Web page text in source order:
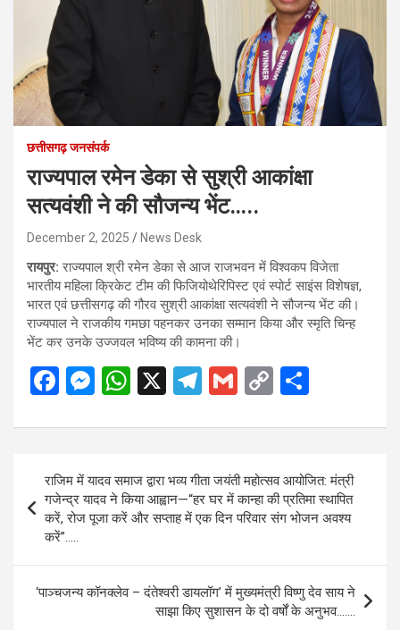
छत्तीसगढ़ जनसंपर्क
राज्यपाल रमेन डेका से सुश्री आकांक्षा
सत्यवंशी ने की सौजन्य भेंट…..
December 2, 2025 News Desk
रायपुर: राज्यपाल श्री रमेन डेका से आज राजभवन में विश्वकप विजेता
भारतीय महिला क्रिकेट टीम की फिजियोथेरिपिस्ट एवं स्पोर्ट साइंस विशेषज्ञ,
भारत एवं छत्तीसगढ़ की गौरव सुश्री आकांक्षा सत्यवंशी ने सौजन्य भेंट की।
राज्यपाल ने राजकीय गमछा पहनकर उनका सम्मान किया और स्मृति चिन्ह
भेंट कर उनके उज्जवल भविष्य की कामना की।
F
ce
b
o
o
k
M
se
g
er
W
at
A
p
X
T
e
a
m
G
ail
C
py
n
k
ar
e
navigation
राजिम में यादव समाज द्वारा भव्य गीता जयंती महोत्सव आयोजित: मंत्री
गजेन्द्र यादव ने किया आह्वान—“हर घर में कान्हा की प्रतिमा स्थापित
करें, रोज पूजा करें और सप्ताह में एक दिन परिवार संग भोजन अवश्य
करें”…..
‘पाञ्चजन्य कॉनक्लेव – दंतेश्वरी डायलॉग’ में मुख्यमंत्री विष्णु देव साय ने
साझा किए सुशासन के दो वर्षों के अनुभव…….